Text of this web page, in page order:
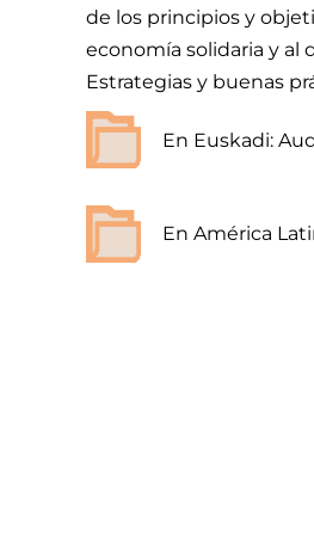
de los principios y
economía solidaria y al
Estrategias y buenas
En Euskadi:
En América